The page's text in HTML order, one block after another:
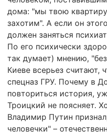
дома: "мы твою
захотим". А если он
должен заняться
По его психически
так думает) мнению,
Киеве всерьез считают,
спецназ ГРУ. Почему в
повториться история,
Троицкий не поясняет.
Владимир Путин
человечки" –